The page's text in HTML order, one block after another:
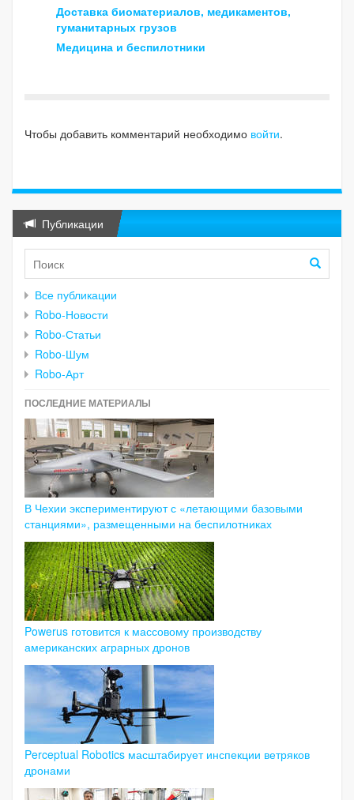
Доставка биоматериалов, медикаментов,
гуманитарных грузов
Медицина и беспилотники
Чтобы добавить комментарий необходимо войти.
Публикации
Все публикации
Robo-Новости
Robo-Статьи
Robo-Шум
Robo-Арт
ПОСЛЕДНИЕ МАТЕРИАЛЫ
В Чехии экспериментируют с «летающими базовыми
станциями», размещенными на беспилотниках
Powerus готовится к массовому производству
американских аграрных дронов
Perceptual Robotics масштабирует инспекции ветряков
дронами